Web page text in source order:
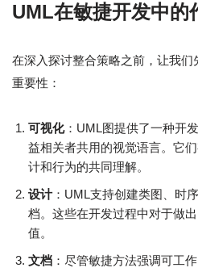
UML在敏捷开发中的
在深入探讨整合策略之前，让我
重要性：
可视化：UML图提供了一种开
益相关者共用的视觉语言。它
计和行为的共同理解。
设计：UML支持创建类图、时
档。这些在开发过程中对于做
值。
文档 ：尽管敏捷方法强调可工